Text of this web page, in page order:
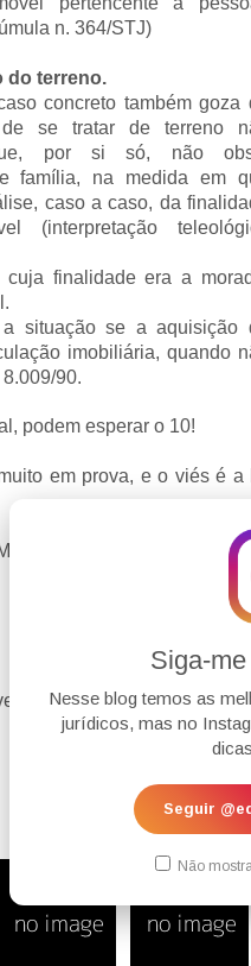
Siga-
Nesse blog temos as
jurídicos, mas no
Seguir
Não
n. 364/STJ)
do terreno.
concreto também goza
se tratar de terreno
por si só, não
família, na medida em
caso a caso, da
(interpretação
finalidade era a
a situação se a aquisição
imobiliária, quando
90.
podem esperar o 10!
em prova, e o viés é a
JÁ VIU BEM DE